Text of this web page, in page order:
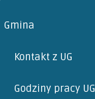
Gmina
Kontakt z UG
Godziny pracy UG